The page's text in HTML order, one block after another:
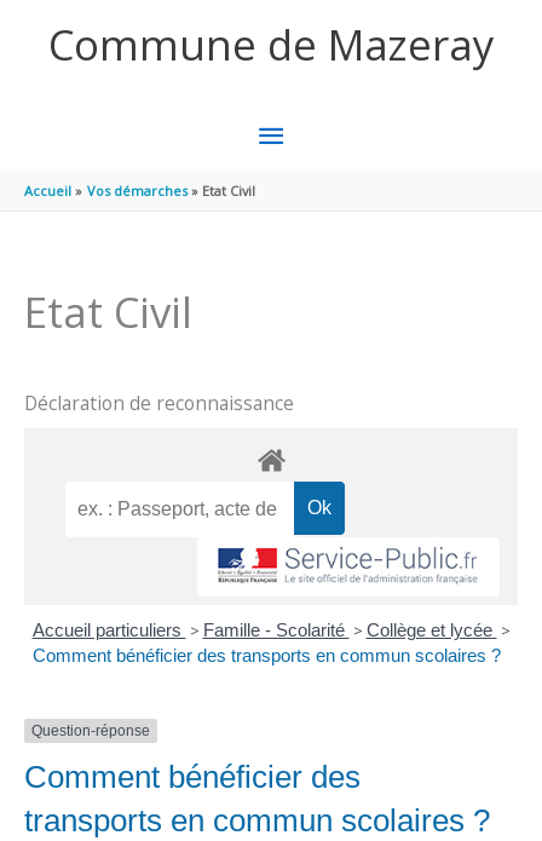
Commune de Mazeray
MENU
PRINCIPAL
Accueil Vos démarches Etat Civil
Etat Civil
Déclaration de reconnaissance
Accueil particuliers > Famille - Scolarité > Collège et lycée >
Comment bénéficier des transports en commun scolaires ?
Question-réponse
Comment bénéficier des
transports en commun scolaires ?